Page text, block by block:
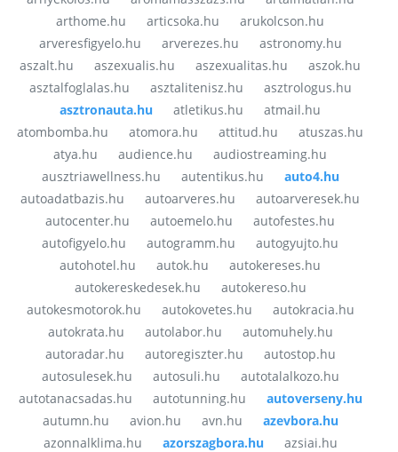
arthome.hu
articsoka.hu
arukolcson.hu
arveresfigyelo.hu
arverezes.hu
astronomy.hu
aszalt.hu
aszexualis.hu aszexualitas.hu
aszok.hu
asztalfoglalas.hu
asztalitenisz.hu
asztrologus.hu
asztronauta.hu
atletikus.hu
atmail.hu
atombomba.hu
atomora.hu attitud.hu
atuszas.hu
atya.hu
audience.hu
audiostreaming.hu
ausztriawellness.hu
autentikus.hu
auto4.hu
autoadatbazis.hu
autoarveres.hu
autoarveresek.hu
autocenter.hu
autoemelo.hu
autofestes.hu
autofigyelo.hu
autogramm.hu
autogyujto.hu
autohotel.hu
autok.hu
autokereses.hu
autokereskedesek.hu
autokereso.hu
autokesmotorok.hu
autokovetes.hu
autokracia.hu
autokrata.hu
autolabor.hu
automuhely.hu
autoradar.hu
autoregiszter.hu
autostop.hu
autosulesek.hu
autosuli.hu
autotalalkozo.hu
autotanacsadas.hu
autotunning.hu
autoverseny.hu
autumn.hu
avion.hu avn.hu
azevbora.hu
azonnalklima.hu
azorszagbora.hu azsiai.hu